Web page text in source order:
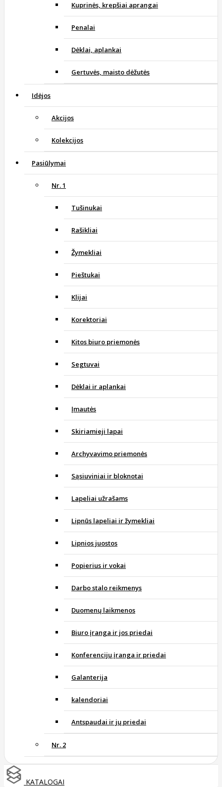
Kuprinės, krepšiai aprangai
Penalai
Dėklai, aplankai
Gertuvės, maisto dėžutės
Idėjos
Akcijos
Kolekcijos
Pasiūlymai
Nr. 1
Tušinukai
Rašikliai
Žymekliai
Pieštukai
Klijai
Korektoriai
Kitos biuro priemonės
Segtuvai
Dėklai ir aplankai
Įmautės
Skiriamieji lapai
Archyvavimo priemonės
Sąsiuviniai ir bloknotai
Lapeliai užrašams
Lipnūs lapeliai ir žymekliai
Lipnios juostos
Popierius ir vokai
Darbo stalo reikmenys
Duomenų laikmenos
Biuro įranga ir jos priedai
Konferencijų įranga ir priedai
Galanterija
kalendoriai
Antspaudai ir jų priedai
Nr. 2
KATALOGAI